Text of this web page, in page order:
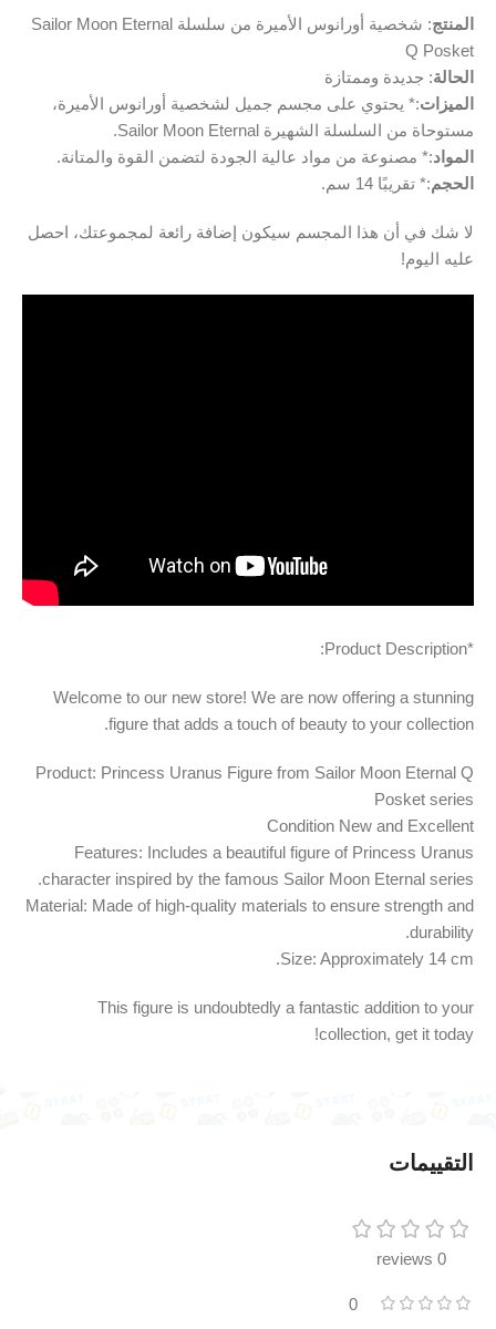
المنتج
: شخصية أورانوس الأميرة من سلسلة Sailor Moon Eternal
Q Posket
الحالة: جديدة وممتازة
الميزات:* يحتوي على مجسم جميل لشخصية أورانوس الأميرة،
مستوحاة من السلسلة الشهيرة Sailor Moon Eternal.
المواد:* مصنوعة من مواد عالية الجودة لتضمن القوة والمتانة.
الحجم:* تقريبًا 14 سم.
لا شك في أن هذا المجسم سيكون إضافة رائعة لمجموعتك، احصل
عليه اليوم!
*Product Description:
Welcome to our new store! We are now offering a stunning
figure that adds a touch of beauty to your collection.
Product: Princess Uranus Figure from Sailor Moon Eternal Q
Posket series
Condition New and Excellent
Features: Includes a beautiful figure of Princess Uranus
character inspired by the famous Sailor Moon Eternal series.
Material: Made of high-quality materials to ensure strength and
durability.
Size: Approximately 14 cm.
This figure is undoubtedly a fantastic addition to your
collection, get it today!
التقييمات
0 reviews
0